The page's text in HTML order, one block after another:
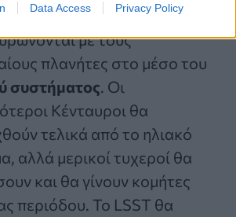
Data Access Privacy Policy
βραχύβιες τροχιές που
με τους
πλανήτες στο μέσο του
συστήματος. Οι
Κένταυροι θα
τελικά από το ηλιακό
αλλά μερικοί τυχεροί θα
και θα γίνουν κομήτες
περιόδου. Το LSST θα